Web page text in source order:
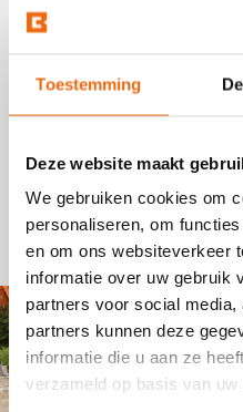
Toestemming
Deze website maakt
We gebruiken cookies om
personaliseren, om
en om ons websiteverkeer
informatie over uw gebruik
partners voor social
partners kunnen deze
informatie die u aan ze
verzameld op basis van
Pim
Top geregeld,
lees volledig bericht